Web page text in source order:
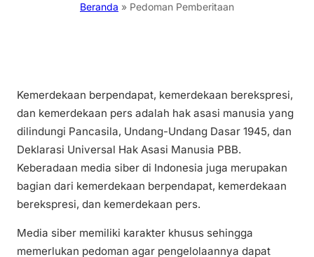
Beranda » Pedoman Pemberitaan
Kemerdekaan berpendapat, kemerdekaan berekspresi,
dan kemerdekaan pers adalah hak asasi manusia yang
dilindungi Pancasila, Undang-Undang Dasar 1945, dan
Deklarasi Universal Hak Asasi Manusia PBB.
Keberadaan media siber di Indonesia juga merupakan
bagian dari kemerdekaan berpendapat, kemerdekaan
berekspresi, dan kemerdekaan pers.
Media siber memiliki karakter khusus sehingga
memerlukan pedoman agar pengelolaannya dapat